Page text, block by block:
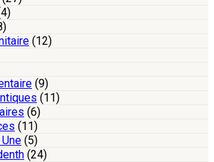
(12)
(9)
(11)
(6)
(11)
(5)
(24)